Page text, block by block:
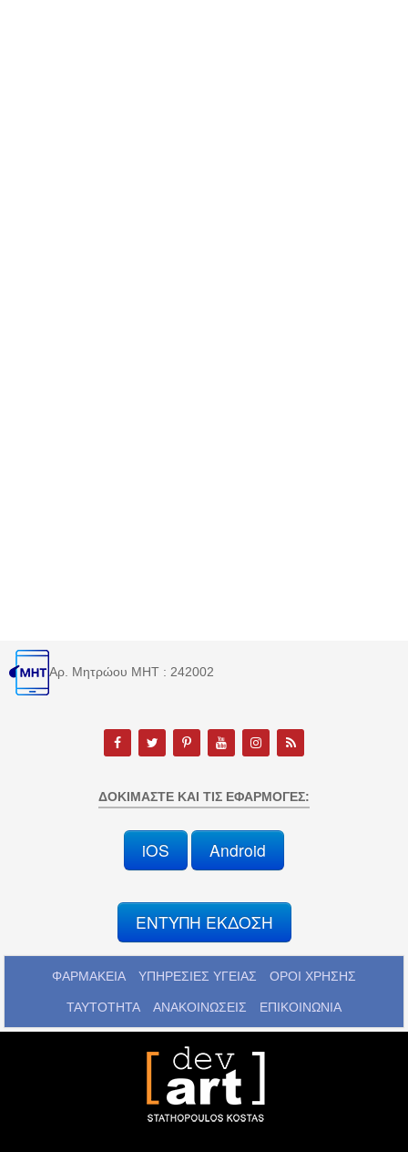
Αρ. Μητρώου MHT : 242002
ΔΟΚΙΜΆΣΤΕ ΚΑΙ ΤΙΣ ΕΦΑΡΜΟΓΈΣ:
iOS Android
ΕΝΤΥΠΗ ΕΚΔΟΣΗ
ΦΑΡΜΑΚΕΙΑ ΥΠΗΡΕΣΙΕΣ ΥΓΕΙΑΣ ΟΡΟΙ ΧΡΗΣΗΣ
ΤΑΥΤΟΤΗΤΑ ΑΝΑΚΟΙΝΩΣΕΙΣ ΕΠΙΚΟΙΝΩΝΙΑ